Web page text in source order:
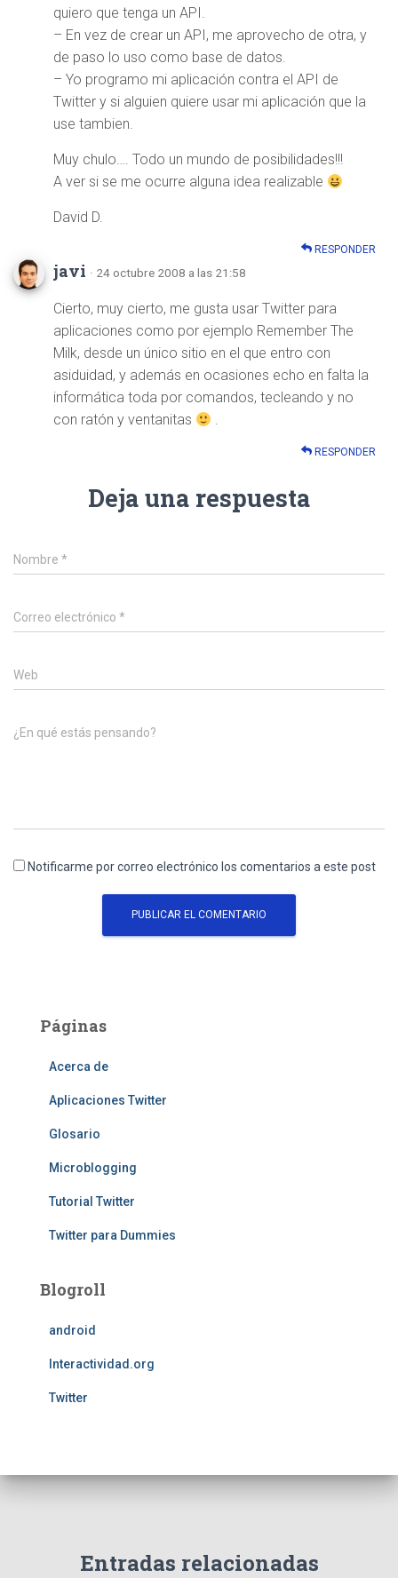
quiero que tenga un API.
– En vez de crear un API, me aprovecho de otra, y
de paso lo uso como base de datos.
– Yo programo mi aplicación contra el API de
Twitter y si alguien quiere usar mi aplicación que la
use tambien.
Muy chulo…. Todo un mundo de posibilidades!!!
A ver si se me ocurre alguna idea realizable
David D.
RESPONDER
javi · 24 octubre 2008 a las 21:58
Cierto, muy cierto, me gusta usar Twitter para
aplicaciones como por ejemplo Remember The
Milk, desde un único sitio en el que entro con
asiduidad, y además en ocasiones echo en falta la
informática toda por comandos, tecleando y no
con ratón y ventanitas
.
RESPONDER
Deja una respuesta
Nombre *
Correo electrónico *
Web
¿En qué estás pensando?
Notificarme por correo electrónico los comentarios a este post
Páginas
Acerca de
Aplicaciones Twitter
Glosario
Microblogging
Tutorial Twitter
Twitter para Dummies
Blogroll
android
Interactividad.org
Twitter
Entradas relacionadas